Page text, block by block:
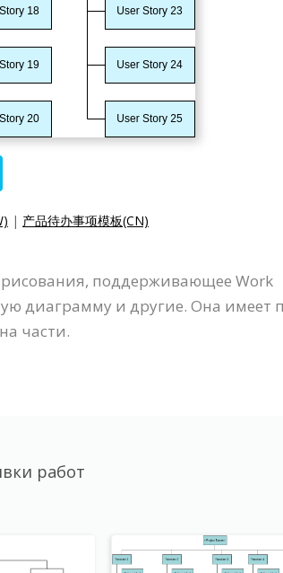
| 产品待办事项模板(CN)
рисования, поддерживающее Work
диаграмму и другие. Она имеет
части.
работ